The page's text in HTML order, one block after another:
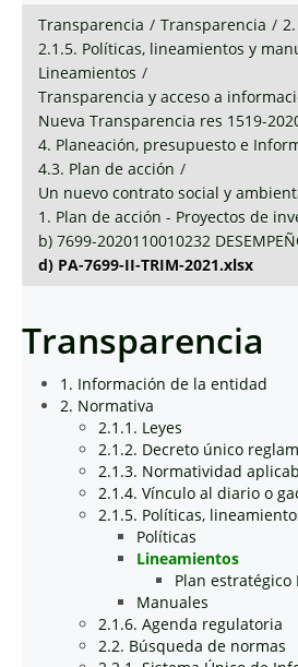
Transparencia / Transparencia /
2.1.5. Políticas, lineamientos y
Lineamientos /
Transparencia y acceso a
Nueva Transparencia res 1519-
4. Planeación, presupuesto e
4.3. Plan de acción /
Un nuevo contrato social y
1. Plan de acción - Proyectos de
b) 7699-2020110010232
d) PA-7699-II-TRIM-2021.xlsx
Transparencia
1. Información de la entidad
2. Normativa
2.1.1. Leyes
2.1.2. Decreto único
2.1.3. Normatividad
2.1.4. Vínculo al diario o
2.1.5. Políticas,
Políticas
Lineamientos
Plan
Manuales
2.1.6. Agenda regulatoria
2.2. Búsqueda de normas